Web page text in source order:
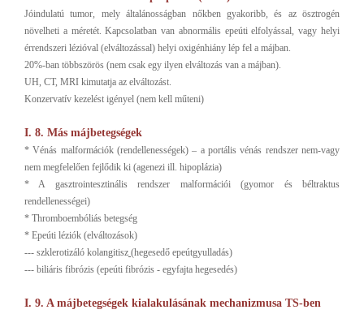
Jóindulatú tumor, mely általánosságban nőkben gyakoribb, és az ösztrogén
növelheti a méretét. Kapcsolatban van abnormális epeúti elfolyással, vagy helyi
érrendszeri lézióval (elváltozással) helyi oxigénhiány lép fel a májban.
20%-ban többszörös (nem csak egy ilyen elváltozás van a májban).
UH, CT, MRI kimutatja az elváltozást.
Konzervatív kezelést igényel (nem kell műteni)
I. 8. Más májbetegségek
* Vénás malformációk (rendellenességek) – a portális vénás rendszer nem-vagy
nem megfelelően fejlődik ki (agenezi ill. hipoplázia)
* A gasztrointesztinális rendszer malformációi (gyomor és béltraktus
rendellenességei)
* Thromboembóliás betegség
* Epeúti léziók (elváltozások)
--- szklerotizáló kolangitisz (hegesedő epeútgyulladás)
--- biliáris fibrózis (epeúti fibrózis - egyfajta hegesedés)
I. 9. A májbetegségek kialakulásának mechanizmusa TS-ben